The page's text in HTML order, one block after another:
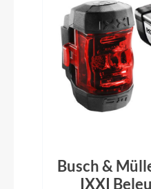
ACID
CUBE Performance
Busch &
IXXI